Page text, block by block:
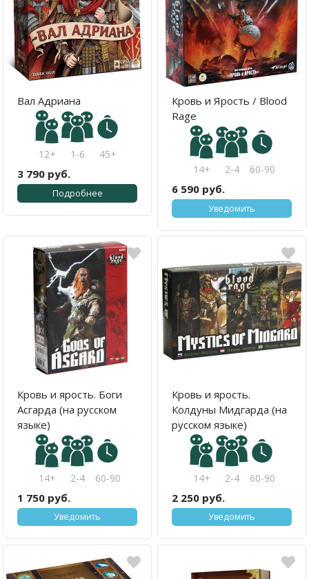
Вал Адриана
12+ 1-6 45+
3 790 руб.
Подробнее
Кровь и Ярость / Blood
Rage
14+ 2-4 60-90
6 590 руб.
Уведомить
Кровь и ярость. Боги
Асгарда (на русском
языке)
14+ 2-4 60-90
1 750 руб.
Уведомить
Кровь и ярость.
Колдуны Мидгарда (на
русском языке)
14+ 2-4 60-90
2 250 руб.
Уведомить